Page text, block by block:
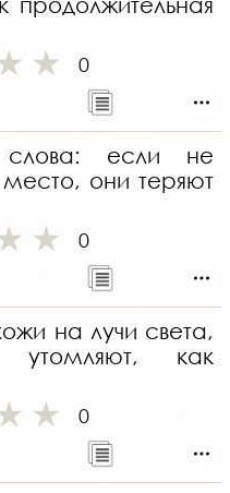
продолжительная
0
если не
место, они теряют
0
на лучи света,
как
0